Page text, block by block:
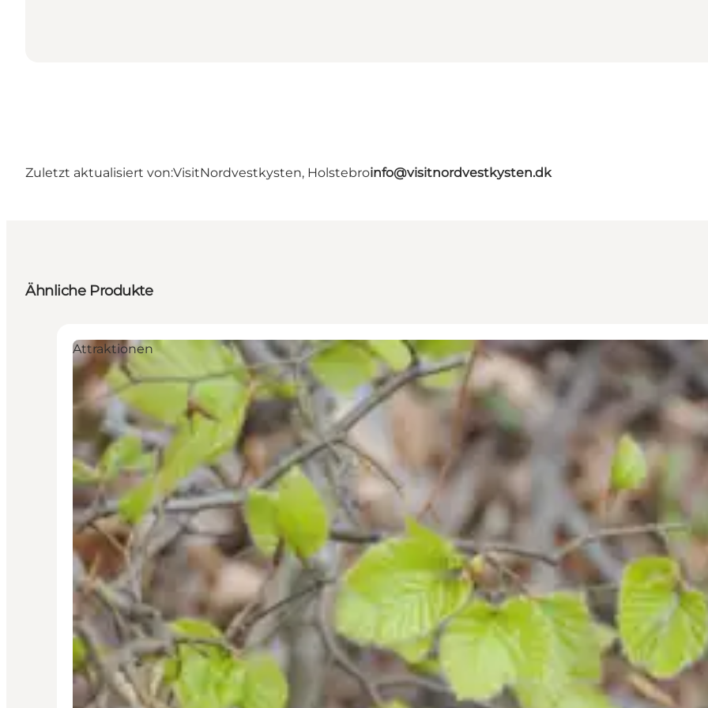
Zuletzt aktualisiert von:VisitNordvestkysten, Holstebroinfo@visitnordvestkysten.dk
Ähnliche Produkte
Attraktionen